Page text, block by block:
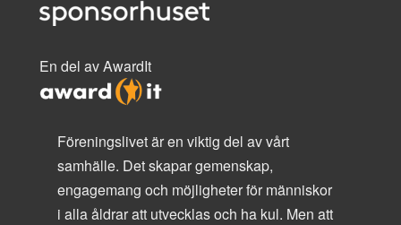
En del av AwardIt
Föreningslivet är en viktig del av vårt
samhälle. Det skapar gemenskap,
engagemang och möjligheter för människor
i alla åldrar att utvecklas och ha kul. Men att